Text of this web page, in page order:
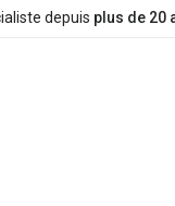
depuis plus de 20